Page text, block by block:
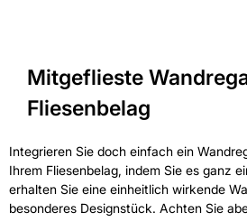
Mitgeflieste
Fliesenbelag
Integrieren Sie doch einfach ein
Ihrem Fliesenbelag, indem Sie es ganz
erhalten Sie eine einheitlich wirkende
besonderes Designstück. Achten Sie